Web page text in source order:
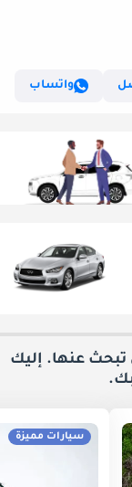
واتساب
تبحث عنها. إليك
سيارات مميزة